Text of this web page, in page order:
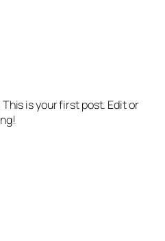
is your first post. Edit or